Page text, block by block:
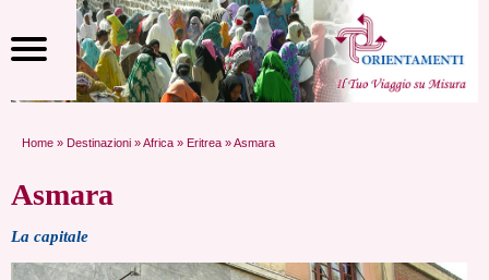
Home » Destinazioni »Africa » Eritrea » Asmara
Asmara
La capitale